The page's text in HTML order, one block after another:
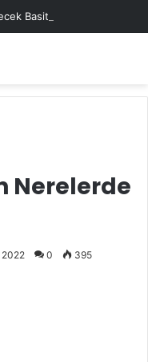
Basit Maskeler
Nerelerde
2022 0 395